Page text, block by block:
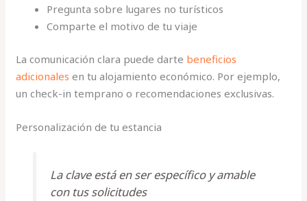
Pregunta sobre lugares no turísticos
Comparte el motivo de tu viaje
La comunicación clara puede darte beneficios
adicionales en tu alojamiento económico. Por ejemplo,
un check-in temprano o recomendaciones exclusivas.
Personalización de tu estancia
La clave está en ser específico y amable
con tus solicitudes